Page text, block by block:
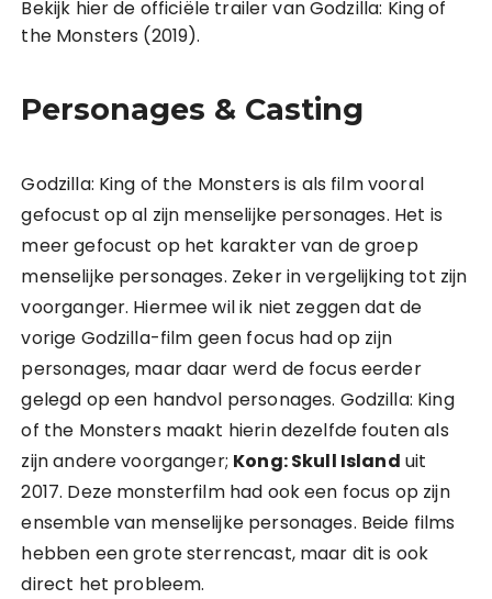
Bekijk hier de officiële trailer van Godzilla: King of
the Monsters (2019).
Personages & Casting
Godzilla: King of the Monsters is als film vooral
gefocust op al zijn menselijke personages. Het is
meer gefocust op het karakter van de groep
menselijke personages. Zeker in vergelijking tot zijn
voorganger. Hiermee wil ik niet zeggen dat de
vorige Godzilla-film geen focus had op zijn
personages, maar daar werd de focus eerder
gelegd op een handvol personages. Godzilla: King
of the Monsters maakt hierin dezelfde fouten als
zijn andere voorganger; Kong: Skull Island uit
2017. Deze monsterfilm had ook een focus op zijn
ensemble van menselijke personages. Beide films
hebben een grote sterrencast, maar dit is ook
direct het probleem.